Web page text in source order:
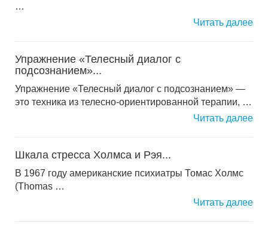
…
Читать далее
Упражнение «Телесный диалог с
подсознанием»...
Упражнение «Телесный диалог с подсознанием» —
это техника из телесно-ориентированной терапии, …
Читать далее
Шкала стресса Холмса и Рэя...
В 1967 году американские психиатры Томас Холмс
(Thomas …
Читать далее